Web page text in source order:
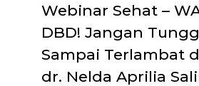
Webinar Sehat –
DBD! Jangan
Sampai Terlambat
dr. Nelda Aprilia